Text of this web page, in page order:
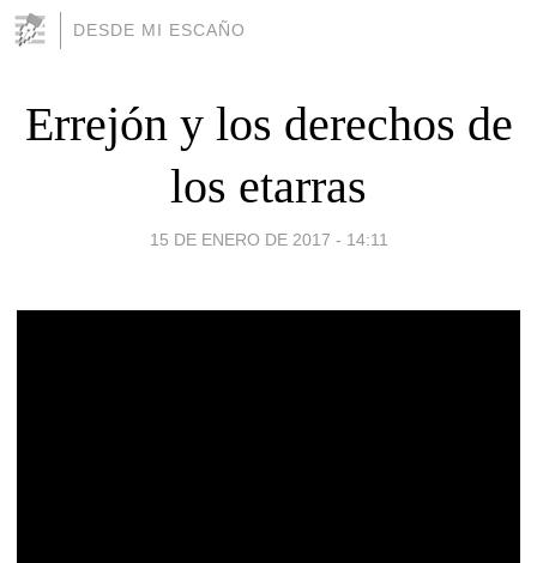
DESDE MI ESCAÑO
Errejón y los derechos de
los etarras
15 DE ENERO DE 2017 - 14:11